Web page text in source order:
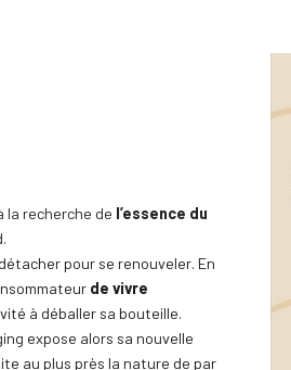
la recherche de l’essence du
pour se renouveler. En
de vivre
à déballer sa bouteille.
expose alors sa nouvelle
au plus près la nature de par